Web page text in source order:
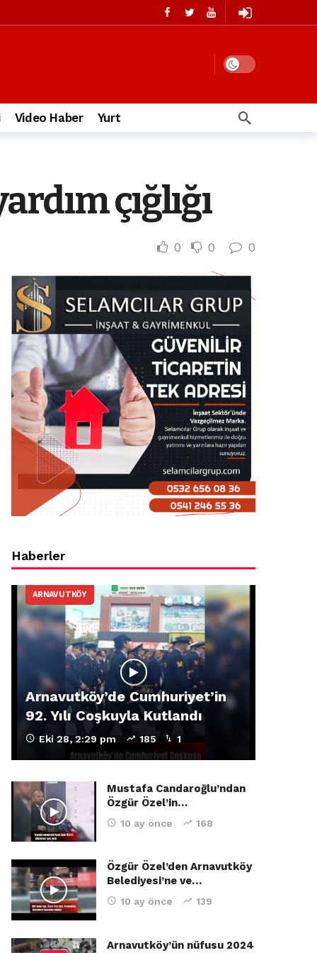
Video Haber Yurt
çığlığı
0 0 0
Haberler
ARNAVUTKÖY
Arnavutköy’de Cumhuriyet’in
92. Yılı Coşkuyla Kutlandı
Eki 28, 2:29 pm 185 1
Mustafa Candaroğlu’ndan
Özgür Özel’in…
10 ay önce 168
Özgür Özel’den Arnavutköy
Belediyesi’ne ve…
10 ay önce 139
Arnavutköy’ün nüfusu 2024